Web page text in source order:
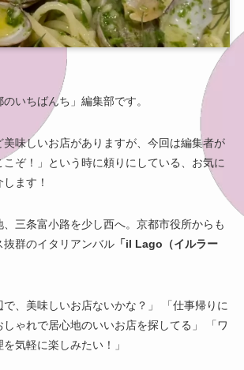
いちばんち」編集部です。
味しいお店がありますが、今回は編集者が
ぞ！」という時に頼りにしている、お気に
ます！
三条富小路を少し西へ。京都市役所からも
群のイタリアンバル「il Lago（イルラー
で、美味しいお店ないかな？」 「仕事帰りに
ゃれで居心地のいいお店を探してる」 「ワ
気軽に楽しみたい！」